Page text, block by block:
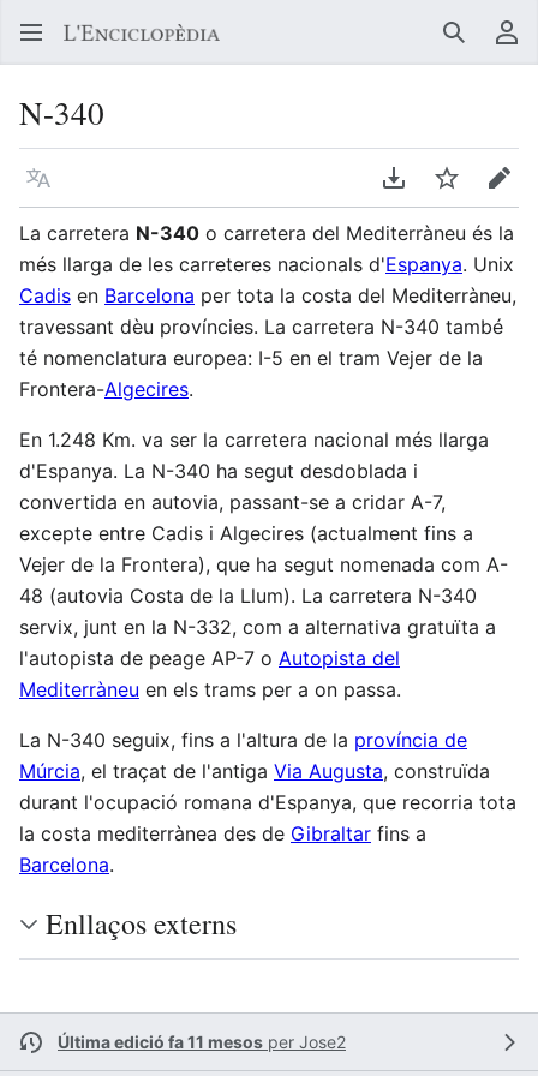
Buscar
N-340
Llegir en un atre idioma Descarregar en
Vigilar
La carretera N-340 o carretera del Mediterràneu és la
més llarga de les carreteres nacionals d'Espanya. Unix
Cadis en Barcelona per tota la costa del Mediterràneu,
travessant dèu províncies. La carretera N-340 també
té nomenclatura europea: I-5 en el tram Vejer de la
Frontera-Algecires.
En 1.248 Km. va ser la carretera nacional més llarga
d'Espanya. La N-340 ha segut desdoblada i
convertida en autovia, passant-se a cridar A-7,
excepte entre Cadis i Algecires (actualment fins a
Vejer de la Frontera), que ha segut nomenada com A-
48 (autovia Costa de la Llum). La carretera N-340
servix, junt en la N-332, com a alternativa gratuïta a
l'autopista de peage AP-7 o Autopista del
Mediterràneu en els trams per a on passa.
La N-340 seguix, fins a l'altura de la província de
Múrcia, el traçat de l'antiga Via Augusta, construïda
durant l'ocupació romana d'Espanya, que recorria tota
la costa mediterrànea des de Gibraltar fins a
Barcelona.
Enllaços externs
Última edició fa 11 mesos per Jose2